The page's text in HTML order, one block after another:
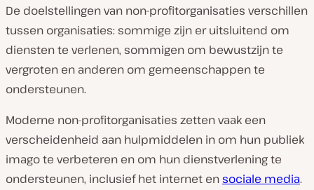
De doelstellingen van non-profitorganisaties verschillen
tussen organisaties: sommige zijn er uitsluitend om
diensten te verlenen, sommigen om bewustzijn te
vergroten en anderen om gemeenschappen te
ondersteunen.
Moderne non-profitorganisaties zetten vaak een
verscheidenheid aan hulpmiddelen in om hun publiek
imago te verbeteren en om hun dienstverlening te
ondersteunen, inclusief het internet ensociale media.